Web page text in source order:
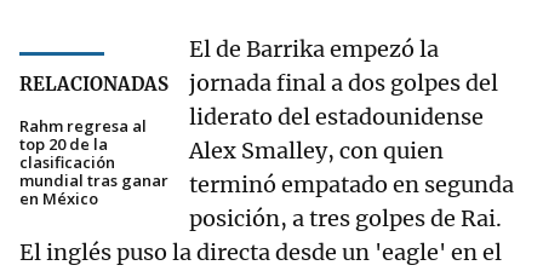
RELACIONADAS
Rahm regresa al
top 20 de la
clasificación
mundial tras ganar
en México
El de Barrika empezó la
jornada final a dos golpes del
liderato del estadounidense
Alex Smalley, con quien
terminó empatado en segunda
posición, a tres golpes de Rai.
El inglés puso la directa desde un 'eagle' en el